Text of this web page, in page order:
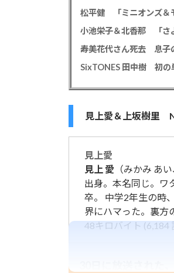
小池栄子＆北香那 「さ
見上愛＆上坂樹里
見上愛
見上 愛 （みかみ あ
出身。本名同じ。ワ
卒。 中学2年生の時
界にハマった。裏方
48キロバイト (6,184
30日に放送された、